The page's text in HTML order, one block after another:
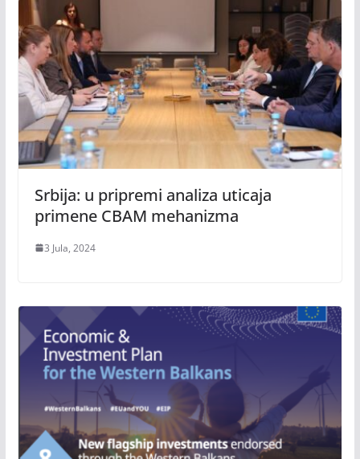
Srbija: u pripremi analiza uticaja
primene CBAM mehanizma
3 Jula, 2024